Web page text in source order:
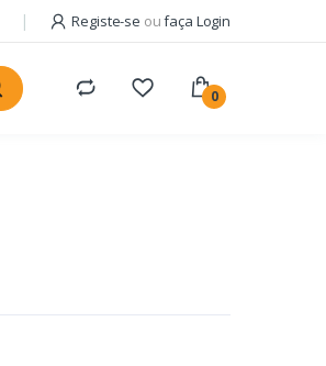
Registe-se oufaça Login
0